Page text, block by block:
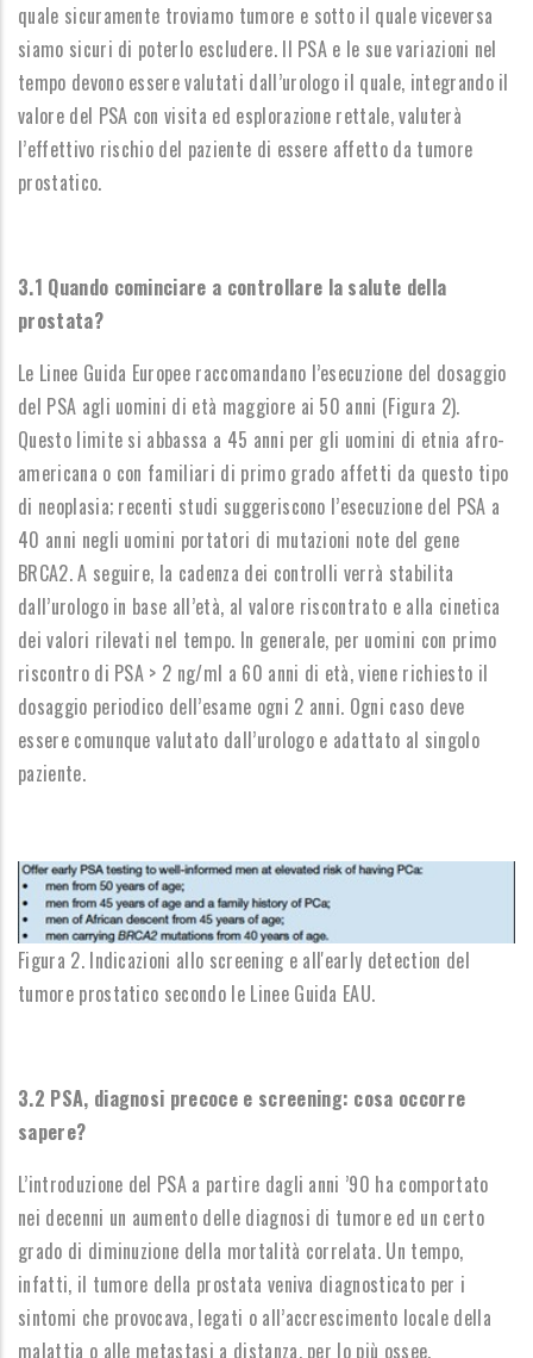
quale sicuramente troviamo tumore e sotto il quale viceversa
siamo sicuri di poterlo escludere. Il PSA e le sue variazioni nel
tempo devono essere valutati dall’urologo il quale, integrando il
valore del PSA con visita ed esplorazione rettale, valuterà
l’effettivo rischio del paziente di essere affetto da tumore
prostatico.
3.1 Quando cominciare a controllare la salute della
prostata?
Le Linee Guida Europee raccomandano l’esecuzione del dosaggio
del PSA agli uomini di età maggiore ai 50 anni (Figura 2).
Questo limite si abbassa a 45 anni per gli uomini di etnia afro-
americana o con familiari di primo grado affetti da questo tipo
di neoplasia; recenti studi suggeriscono l’esecuzione del PSA a
40 anni negli uomini portatori di mutazioni note del gene
BRCA2. A seguire, la cadenza dei controlli verrà stabilita
dall’urologo in base all’età, al valore riscontrato e alla cinetica
dei valori rilevati nel tempo. In generale, per uomini con primo
riscontro di PSA > 2 ng/ml a 60 anni di età, viene richiesto il
dosaggio periodico dell’esame ogni 2 anni. Ogni caso deve
essere comunque valutato dall’urologo e adattato al singolo
paziente.
Figura 2. Indicazioni allo screening e all'early detection del
tumore prostatico secondo le Linee Guida EAU.
3.2 PSA, diagnosi precoce e screening: cosa occorre
sapere?
L’introduzione del PSA a partire dagli anni ’90 ha comportato
nei decenni un aumento delle diagnosi di tumore ed un certo
grado di diminuzione della mortalità correlata. Un tempo,
infatti, il tumore della prostata veniva diagnosticato per i
sintomi che provocava, legati o all’accrescimento locale della
malattia o alle metastasi a distanza, per lo più ossee.